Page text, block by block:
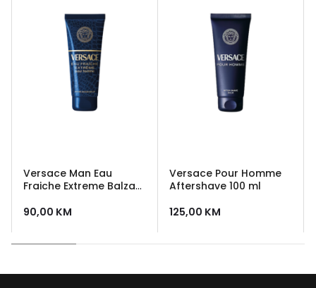
Versace Man Eau
Fraiche Extreme Balzam
90,00 KM
Versace Pour Homme
Aftershave 100 ml
125,00 KM